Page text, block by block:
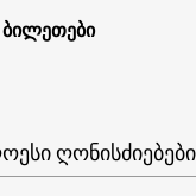
ბილეთები
ᲦᲝᲜᲘᲡᲫᲘᲔᲑᲔᲑᲘ